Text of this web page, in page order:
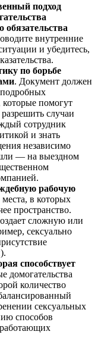
подход
обязательства
внутренние
и убедитесь,
по борьбе
. Документ должен
подробных
помогут
случаи
сотрудник
и знать
независимо
— на выездном
рабочую
в которых
пространство.
сложную или
сексуально
способствует
домогательства
количество
сексуальных
способов